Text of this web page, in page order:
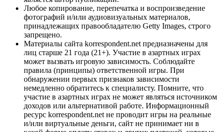
Любое копирование, перепечатка и воспроизведение
фотографий и/или аудиовизуальных материалов,
принадлежащих правообладателю Getty Images, строго
запрещено.
Материалы сайта korrespondent.net предназначены для
лиц старше 21 года (21+). Участие в азартных играх
может вызвать игровую зависимость. Соблюдайте
правила (принципы) ответственной игры. При
обнаружении первых признаков зависимости
немедленно обратитесь к специалисту. Помните, что
участие в азартных играх не может являться источником
доходов или альтернативой работе. Информационный
ресурс korrespondent.net не проводит игры на реальные
и/или виртуальные деньги, сайт не принимает ни в